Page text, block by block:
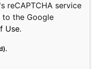
reCAPTCHA service
to the Google
Use.